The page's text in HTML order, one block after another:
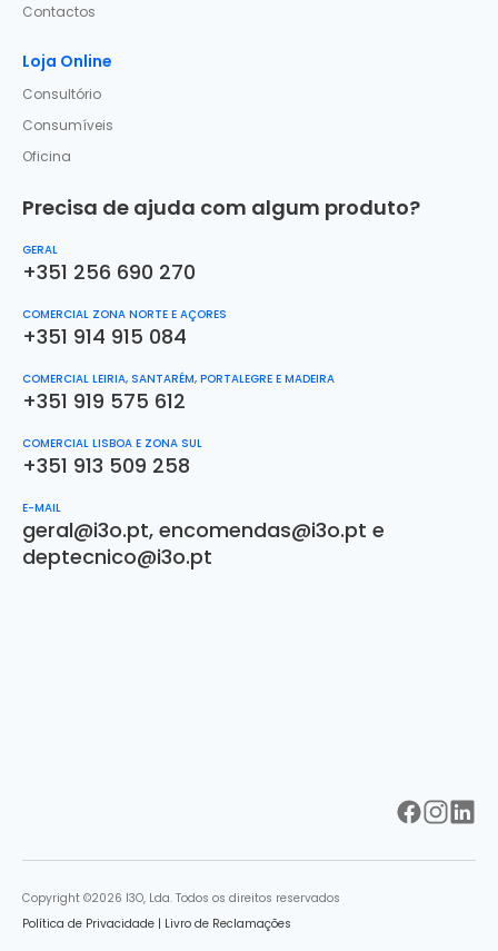
Contactos
Loja Online
Consultório
Consumíveis
Oficina
Precisa de ajuda com algum produto?
GERAL
+351 256 690 270
COMERCIAL ZONA NORTE E AÇORES
+351 914 915 084
COMERCIAL LEIRIA, SANTARÉM, PORTALEGRE E MADEIRA
+351 919 575 612
COMERCIAL LISBOA E ZONA SUL
+351 913 509 258
E-MAIL
geral@i3o.pt,encomendas@i3o.pt e
deptecnico@i3o.pt
Copyright ©2026 I3O, Lda. Todos os direitos reservados
Política de Privacidade | Livro de Reclamações